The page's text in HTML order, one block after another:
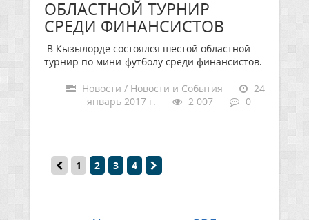
ОБЛАСТНОЙ ТУРНИР
СРЕДИ ФИНАНСИСТОВ
В Кызылорде состоялся шестой областной
турнир по мини-футболу среди финансистов.
Новости / Новости и События
24
январь 2017 г.
2 007 0
1 2 3 4